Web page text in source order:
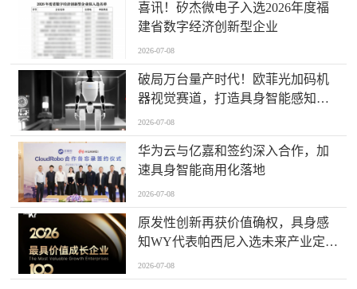
喜讯！矽杰微电子入选2026年度福
建省数字经济创新型企业
2026-07-08
破局万台量产时代！欧菲光加码机
器视觉赛道，打造具身智能感知新
基座
2026-07-08
华为云与亿嘉和签约深入合作，加
速具身智能商用化落地
2026-07-08
原发性创新再获价值确权，具身感
知WY代表帕西尼入选未来产业定义
者榜单
2026-07-08